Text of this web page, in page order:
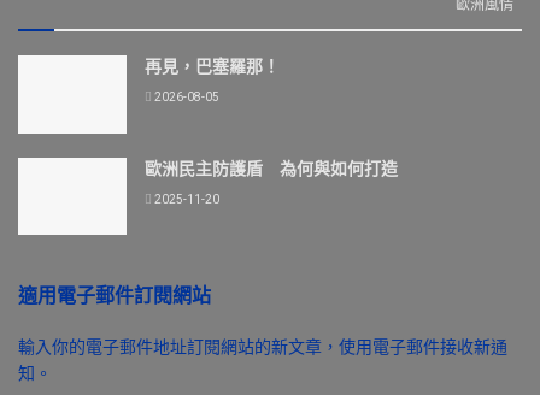
歐洲風情
再見，巴塞羅那！
2026-08-05
歐洲民主防護盾 為何與如何打造
2025-11-20
適用電子郵件訂閱網站
輸入你的電子郵件地址訂閱網站的新文章，使用電子郵件接收新通
知。